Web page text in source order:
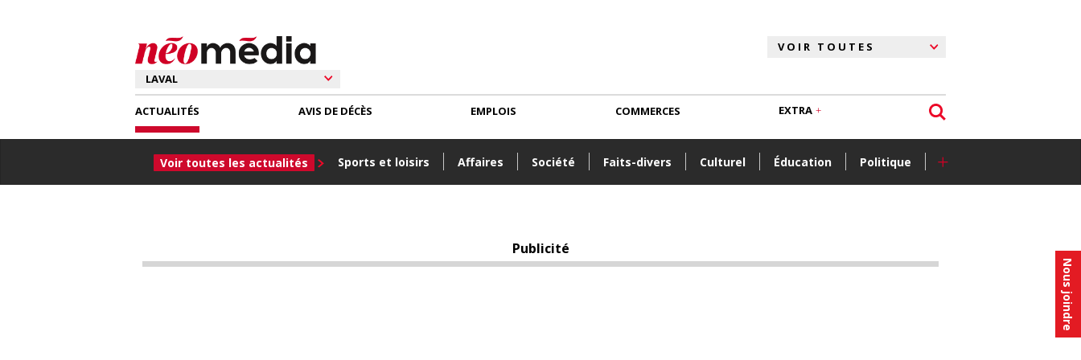
Nous joindre
ACTUALITÉS
Voir toutes les actualités Sports et loisirs Affaires Société Faits-divers Culturel Éducation Politique +
AVIS DE DÉCÈS EMPLOIS COMMERCES EXTRA
Publicité